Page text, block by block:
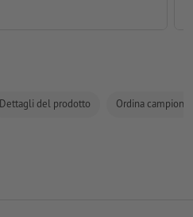
Dettagli del prodotto Ordina campione